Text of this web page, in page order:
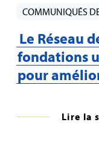
COMMUNIQUÉS
Le Réseau
fondations
pour
Lire la